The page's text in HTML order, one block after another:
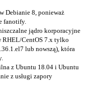
Debianie 8, ponieważ
fanotify.
jądro korporacyjne
RHEL/CentOS 7.x tylko
lub nowszą), która
z Ubuntu 18.04 i Ubuntu
z usługi zapory